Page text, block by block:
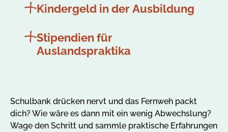
Kindergeld in der Ausbildung
Stipendien für
Auslandspraktika
Schulbank drücken nervt und das Fernweh packt
dich? Wie wäre es dann mit ein wenig Abwechslung?
Wage den Schritt und sammle praktische Erfahrungen